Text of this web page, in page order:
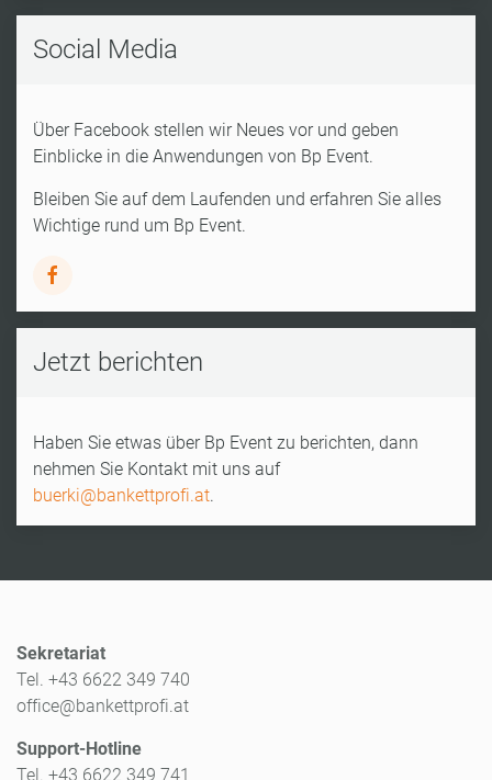
Social Media
Über Facebook stellen wir Neues vor und geben
Einblicke in die Anwendungen von Bp Event.
Bleiben Sie auf dem Laufenden und erfahren Sie alles
Wichtige rund um Bp Event.
Jetzt berichten
Haben Sie etwas über Bp Event zu berichten, dann
nehmen Sie Kontakt mit uns auf
buerki@bankettprofi.at.
Sekretariat
Tel. +43 6622 349 740
office@bankettprofi.at
Support-Hotline
Tel. +43 6622 349 741